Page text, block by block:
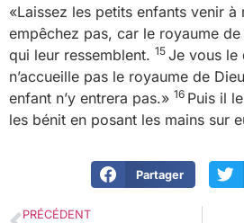
«Laissez les petits enfants venir à
empêchez pas, car le royaume
qui leur ressemblent. 15 Je vous le
n’accueille pas le royaume de
enfant n’y entrera pas.» 16 Puis il
les bénit en posant les mains sur
Partager
PRÉCÉDENT